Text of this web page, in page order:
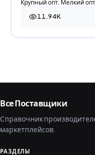
Крупный опт, Мелкий
11.94K
11 943 просмотра
Все Поставщики
Справочник
маркетплейсов.
РАЗДЕЛЫ